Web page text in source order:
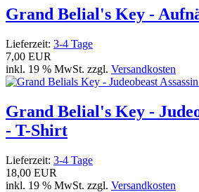
Grand Belial's Key -
Lieferzeit: 3-4 Tage
7,00 EUR
inkl. 19 % MwSt. zzgl. Versandkosten
Grand Belial's Key -
- T-Shirt
Lieferzeit: 3-4 Tage
18,00 EUR
inkl. 19 % MwSt. zzgl. Versandkosten